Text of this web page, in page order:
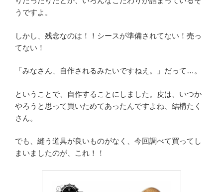
うですよ。
しかし、残念なのは！！シースが準備されてない！売っ
てない！
「みなさん、自作されるみたいですねえ。」だって…。
ということで、自作することにしました。皮は、いつか
やろうと思って買いためてあったんですよね、結構たく
さん。
でも、縫う道具が良いものがなく、今回調べて買ってし
まいましたのが、これ！！